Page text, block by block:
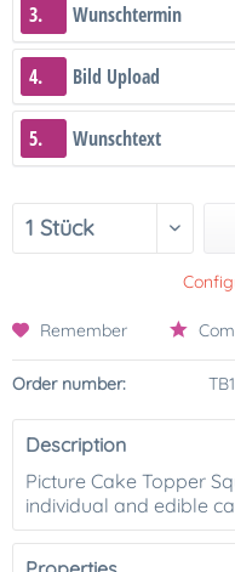
3. Wunschtermin
4. Bild Upload
5. Wunschtext
Remember
Order number:
Description
Picture Cake Topper
individual and edible